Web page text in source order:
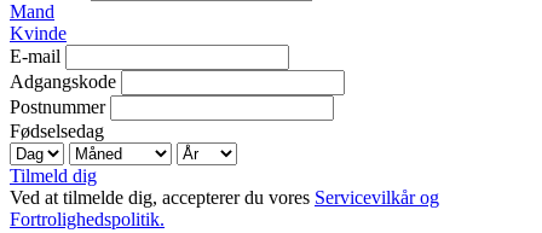
Mand
Kvinde
E-mail
Adgangskode
Postnummer
Fødselsedag
Tilmeld dig
Ved at tilmelde dig, accepterer du vores Servicevilkår og
Fortrolighedspolitik.